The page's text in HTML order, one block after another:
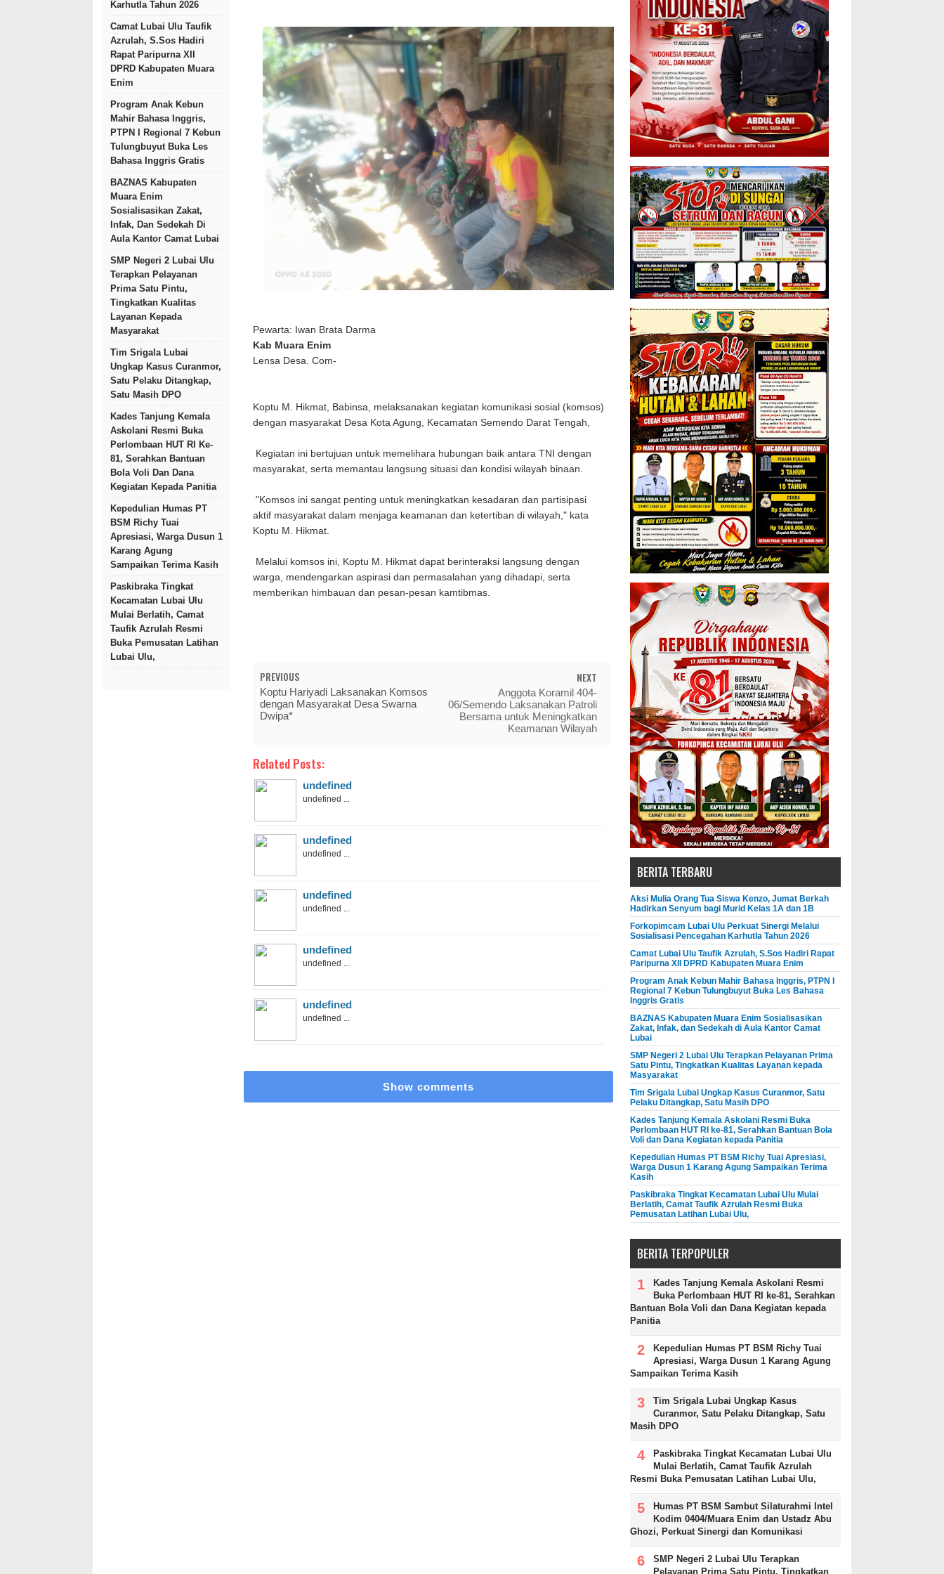
Karhutla Tahun 2026
Camat Lubai Ulu Taufik
Azrulah, S.Sos Hadiri
Rapat Paripurna XII
DPRD Kabupaten Muara
Enim
Program Anak Kebun
Mahir Bahasa Inggris,
PTPN I Regional 7 Kebun
Tulungbuyut Buka Les
Bahasa Inggris Gratis
BAZNAS Kabupaten
Muara Enim
Sosialisasikan Zakat,
Infak, Dan Sedekah Di
Aula Kantor Camat Lubai
SMP Negeri 2 Lubai Ulu
Terapkan Pelayanan
Prima Satu Pintu,
Tingkatkan Kualitas
Layanan Kepada
Masyarakat
Tim Srigala Lubai
Ungkap Kasus Curanmor,
Satu Pelaku Ditangkap,
Satu Masih DPO
Kades Tanjung Kemala
Askolani Resmi Buka
Perlombaan HUT RI Ke-
81, Serahkan Bantuan
Bola Voli Dan Dana
Kegiatan Kepada Panitia
Kepedulian Humas PT
BSM Richy Tuai
Apresiasi, Warga Dusun 1
Karang Agung
Sampaikan Terima Kasih
Paskibraka Tingkat
Kecamatan Lubai Ulu
Mulai Berlatih, Camat
Taufik Azrulah Resmi
Buka Pemusatan Latihan
Lubai Ulu,
Pewarta: Iwan Brata Darma
Kab Muara Enim
Lensa Desa. Com-
Koptu M. Hikmat, Babinsa, melaksanakan kegiatan komunikasi sosial (komsos)
dengan masyarakat Desa Kota Agung, Kecamatan Semendo Darat Tengah,
Kegiatan ini bertujuan untuk memelihara hubungan baik antara TNI dengan
masyarakat, serta memantau langsung situasi dan kondisi wilayah binaan.
"Komsos ini sangat penting untuk meningkatkan kesadaran dan partisipasi
aktif masyarakat dalam menjaga keamanan dan ketertiban di wilayah," kata
Koptu M. Hikmat.
Melalui komsos ini, Koptu M. Hikmat dapat berinteraksi langsung dengan
warga, mendengarkan aspirasi dan permasalahan yang dihadapi, serta
memberikan himbauan dan pesan-pesan kamtibmas.
PREVIOUS
Koptu Hariyadi Laksanakan Komsos
dengan Masyarakat Desa Swarna
Dwipa*
NEXT
Anggota Koramil 404-
06/Semendo Laksanakan Patroli
Bersama untuk Meningkatkan
Keamanan Wilayah
Related Posts:
undefined
undefined ...
undefined
undefined ...
undefined
undefined ...
undefined
undefined ...
undefined
undefined ...
Show comments
BERITA TERBARU
Aksi Mulia Orang Tua Siswa Kenzo, Jumat Berkah
Hadirkan Senyum bagi Murid Kelas 1A dan 1B
Forkopimcam Lubai Ulu Perkuat Sinergi Melalui
Sosialisasi Pencegahan Karhutla Tahun 2026
Camat Lubai Ulu Taufik Azrulah, S.Sos Hadiri Rapat
Paripurna XII DPRD Kabupaten Muara Enim
Program Anak Kebun Mahir Bahasa Inggris, PTPN I
Regional 7 Kebun Tulungbuyut Buka Les Bahasa
Inggris Gratis
BAZNAS Kabupaten Muara Enim Sosialisasikan
Zakat, Infak, dan Sedekah di Aula Kantor Camat
Lubai
SMP Negeri 2 Lubai Ulu Terapkan Pelayanan Prima
Satu Pintu, Tingkatkan Kualitas Layanan kepada
Masyarakat
Tim Srigala Lubai Ungkap Kasus Curanmor, Satu
Pelaku Ditangkap, Satu Masih DPO
Kades Tanjung Kemala Askolani Resmi Buka
Perlombaan HUT RI ke-81, Serahkan Bantuan Bola
Voli dan Dana Kegiatan kepada Panitia
Kepedulian Humas PT BSM Richy Tuai Apresiasi,
Warga Dusun 1 Karang Agung Sampaikan Terima
Kasih
Paskibraka Tingkat Kecamatan Lubai Ulu Mulai
Berlatih, Camat Taufik Azrulah Resmi Buka
Pemusatan Latihan Lubai Ulu,
BERITA TERPOPULER
Kades Tanjung Kemala Askolani Resmi
Buka Perlombaan HUT RI ke-81, Serahkan
Bantuan Bola Voli dan Dana Kegiatan kepada
Panitia
Kepedulian Humas PT BSM Richy Tuai
Apresiasi, Warga Dusun 1 Karang Agung
Sampaikan Terima Kasih
Tim Srigala Lubai Ungkap Kasus
Curanmor, Satu Pelaku Ditangkap, Satu
Masih DPO
Paskibraka Tingkat Kecamatan Lubai Ulu
Mulai Berlatih, Camat Taufik Azrulah
Resmi Buka Pemusatan Latihan Lubai Ulu,
Humas PT BSM Sambut Silaturahmi Intel
Kodim 0404/Muara Enim dan Ustadz Abu
Ghozi, Perkuat Sinergi dan Komunikasi
SMP Negeri 2 Lubai Ulu Terapkan
Pelayanan Prima Satu Pintu, Tingkatkan